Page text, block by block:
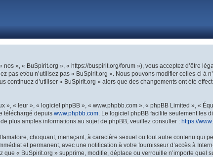
», « BuSpirit.org », « https://buspirit.org/forum »), vous acceptez d’être
pas et/ou n’utilisez pas « BuSpirit.org ». Nous pouvons modifier celles-ci à
continuez d’utiliser « BuSpirit.org » alors que des changements ont été
», « leur », « logiciel phpBB », « www.phpbb.com », « phpBB Limited », «
téléchargé depuis www.phpbb.com. Le logiciel phpBB facilite seulement les
plus amples informations au sujet de phpBB, veuillez consulter : https://
choquant, menaçant, à caractère sexuel ou tout autre contenu qui
et permanent, avec une notification à votre fournisseur d’accès à
« BuSpirit.org » supprime, modifie, déplace ou verrouille n’importe